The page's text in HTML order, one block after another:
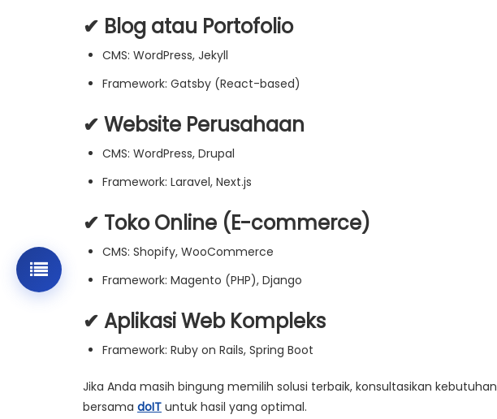
✔ Blog atau Portofolio
CMS: WordPress, Jekyll
Framework: Gatsby (React-based)
✔ Website Perusahaan
CMS: WordPress, Drupal
Framework: Laravel, Next.js
✔ Toko Online (E-commerce)
CMS: Shopify, WooCommerce
Framework: Magento (PHP), Django
✔ Aplikasi Web Kompleks
Framework: Ruby on Rails, Spring Boot
Jika Anda masih bingung memilih solusi terbaik, konsultasikan kebutuhan
bersama doIT untuk hasil yang optimal.